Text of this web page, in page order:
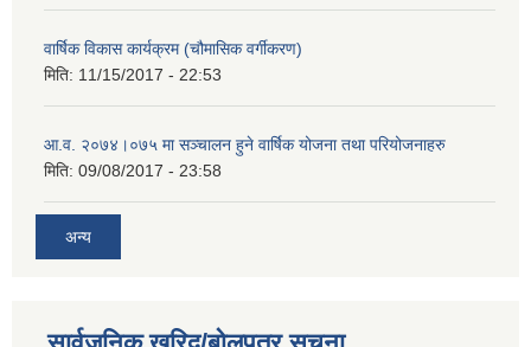
वार्षिक विकास कार्यक्रम (चौमासिक वर्गीकरण)
मिति: 11/15/2017 - 22:53
आ.व. २०७४।०७५ मा सञ्चालन हुने वार्षिक योजना तथा परियोजनाहरु
मिति: 09/08/2017 - 23:58
अन्य